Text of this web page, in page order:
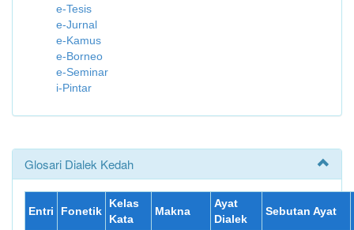
e-Tesis
e-Jurnal
e-Kamus
e-Borneo
e-Seminar
i-Pintar
Glosari Dialek Kedah
Entri Fonetik
Kelas
Kata
Makna
Ayat
Dialek
Sebutan Ayat